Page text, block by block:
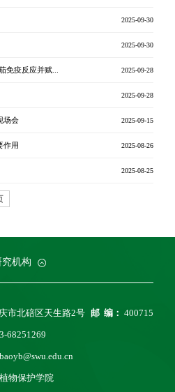
2025-09-30
2025-09-30
2025-09-28
免疫反应并赋...
2025-09-28
2025-09-15
场会
2025-08-26
作用
2025-08-25
机构
市北碚区天生路2号 邮 编： 400715
68251269
物保护学院